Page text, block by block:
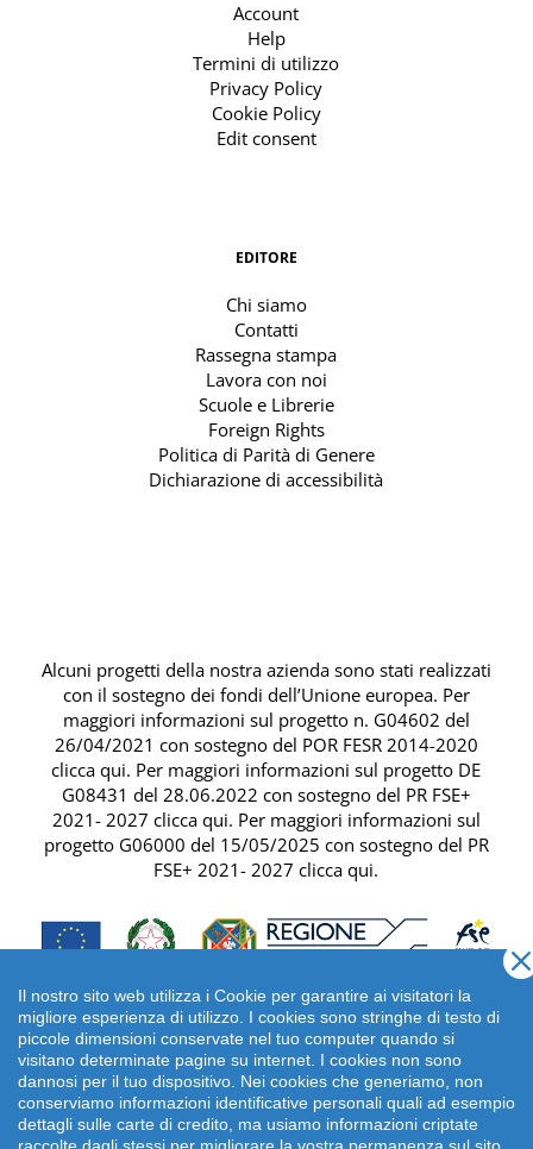
Il nostro sito web utilizza i Cookie per garantire ai visitatori la
migliore esperienza di utilizzo. I cookies sono stringhe di testo di
piccole dimensioni conservate nel tuo computer quando si
visitano determinate pagine su internet. I cookies non sono
dannosi per il tuo dispositivo. Nei cookies che generiamo, non
conserviamo informazioni identificative personali quali ad esempio
dettagli sulle carte di credito, ma usiamo informazioni criptate
Account
Help
Termini di utilizzo
Privacy Policy
Cookie Policy
Edit consent
EDITORE
Chi siamo
Contatti
Rassegna stampa
Lavora con noi
Scuole e Librerie
Foreign Rights
Politica di Parità di Genere
Dichiarazione di accessibilità
Alcuni progetti della nostra azienda sono stati realizzati
con il sostegno dei fondi dell’Unione europea. Per
maggiori informazioni sul progetto n. G04602 del
26/04/2021 con sostegno del POR FESR 2014-2020
clicca qui. Per maggiori informazioni sul progetto DE
G08431 del 28.06.2022 con sostegno del PR FSE+
2021- 2027 clicca qui. Per maggiori informazioni sul
progetto G06000 del 15/05/2025 con sostegno del PR
FSE+ 2021- 2027 clicca qui.